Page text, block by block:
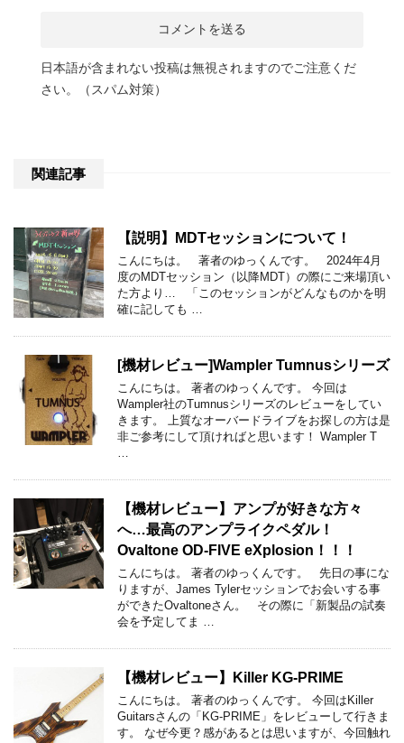
日本語が含まれない投稿は無視されますのでご注意くだ
さい。（スパム対策）
関連記事
【説明】MDTセッションについて！
こんにちは。 著者のゆっくんです。 2024年4月
度のMDTセッション（以降MDT）の際にご来場頂い
た方より… 「このセッションがどんなものかを明
確に記しても …
[機材レビュー]Wampler Tumnusシリーズ
こんにちは。 著者のゆっくんです。 今回は
Wampler社のTumnusシリーズのレビューをしてい
きます。 上質なオーバードライブをお探しの方は是
非ご参考にして頂ければと思います！ Wampler T
【機材レビュー】アンプが好きな方々
へ…最高のアンプライクペダル！
Ovaltone OD-FIVE eXplosion！！！
こんにちは。 著者のゆっくんです。 先日の事にな
りますが、James Tylerセッションでお会いする事
ができたOvaltoneさん。 その際に「新製品の試奏
会を予定してま …
【機材レビュー】Killer KG-PRIME
こんにちは。 著者のゆっくんです。 今回はKiller
Guitarsさんの「KG-PRIME」をレビューして行きま
す。 なぜ今更？感があるとは思いますが、今回触れ